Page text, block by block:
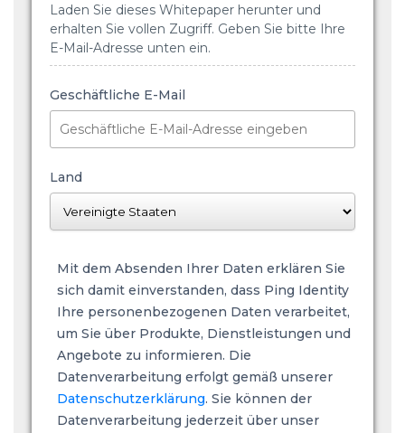
Laden Sie dieses Whitepaper herunter und
erhalten Sie vollen Zugriff. Geben Sie bitte Ihre
E-Mail-Adresse unten ein.
Geschäftliche E-Mail
Land
Mit dem Absenden Ihrer Daten erklären Sie
sich damit einverstanden, dass Ping Identity
Ihre personenbezogenen Daten verarbeitet,
um Sie über Produkte, Dienstleistungen und
Angebote zu informieren. Die
Datenverarbeitung erfolgt gemäß unserer
Datenschutzerklärung. Sie können der
Datenverarbeitung jederzeit über unser